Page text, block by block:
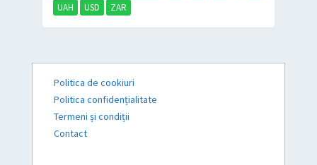
UAH
USD ZAR
Politica de cookiuri
Politica confidențialitate
Termeni și condiții
Contact